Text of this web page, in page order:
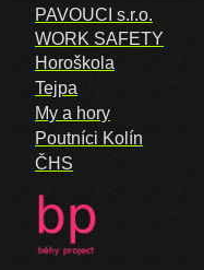
PAVOUCI s.r.o.
WORK SAFETY
Horoškola
Tejpa
My a hory
Poutníci Kolín
ČHS